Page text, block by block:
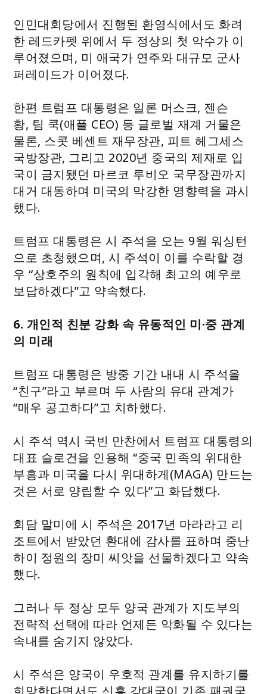
인민대회당에서 진행된 환영식에서도 화려
한 레드카펫 위에서 두 정상의 첫 악수가 이
루어졌으며, 미 애국가 연주와 대규모 군사
퍼레이드가 이어졌다.
한편 트럼프 대통령은 일론 머스크, 젠슨
황, 팀 쿡(애플 CEO) 등 글로벌 재계 거물은
물론, 스콧 베센트 재무장관, 피트 헤그세스
국방장관, 그리고 2020년 중국의 제재로 입
국이 금지됐던 마르코 루비오 국무장관까지
대거 대동하며 미국의 막강한 영향력을 과시
했다.
트럼프 대통령은 시 주석을 오는 9월 워싱턴
으로 초청했으며, 시 주석이 이를 수락할 경
우 “상호주의 원칙에 입각해 최고의 예우로
보답하겠다”고 약속했다.
6. 개인적 친분 강화 속 유동적인 미·중 관계
의 미래
트럼프 대통령은 방중 기간 내내 시 주석을
“친구”라고 부르며 두 사람의 유대 관계가
“매우 공고하다”고 치하했다.
시 주석 역시 국빈 만찬에서 트럼프 대통령의
대표 슬로건을 인용해 “중국 민족의 위대한
부흥과 미국을 다시 위대하게(MAGA) 만드는
것은 서로 양립할 수 있다”고 화답했다.
회담 말미에 시 주석은 2017년 마라라고 리
조트에서 받았던 환대에 감사를 표하며 중난
하이 정원의 장미 씨앗을 선물하겠다고 약속
했다.
그러나 두 정상 모두 양국 관계가 지도부의
전략적 선택에 따라 언제든 악화될 수 있다는
속내를 숨기지 않았다.
시 주석은 양국이 우호적 관계를 유지하기를